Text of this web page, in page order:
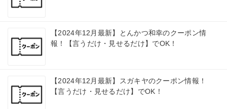
【2024年12月最新】とんかつ和幸のクーポン情
報！【言うだけ・見せるだけ】でOK！
【2024年12月最新】スガキヤのクーポン情報！
【言うだけ・見せるだけ】でOK！